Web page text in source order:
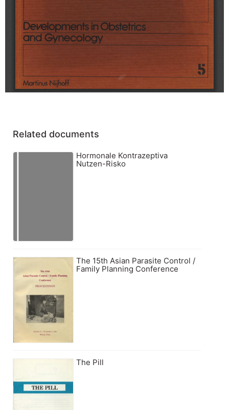
Related documents
Hormonale Kontrazeptiva
Nutzen-Risko
The 15th Asian Parasite Control /
Family Planning Conference
The Pill